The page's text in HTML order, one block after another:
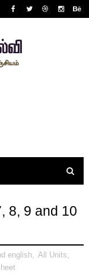
8, 9 and 10
english, All Units